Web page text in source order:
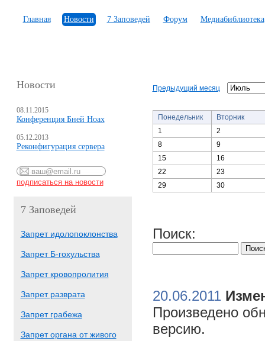
Главная Новости 7 Заповедей Форум Медиабиблиотека
Новости
08.11.2015
Конференция Бней Ноах
05.12.2013
Реконфигурация сервера
7 Заповедей
Запрет идолопоклонства
Запрет Б-гохульства
Запрет кровопролития
Запрет разврата
Запрет грабежа
Запрет органа от живого
Предыдущий месяц
Понедельник
Вторник
1
2
8
9
15
16
22
23
29
30
Поиск:
20.06.2011
Произведено
версию.